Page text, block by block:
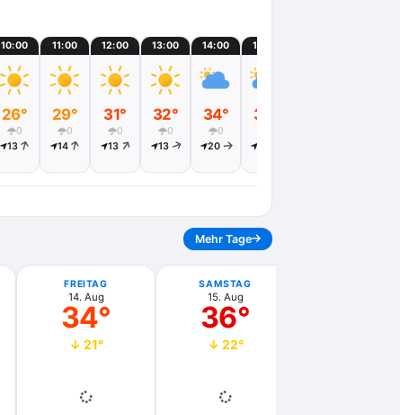
10:00
26°
0
13
11:00
29°
0
14
12:00
31°
0
13
13:00
32°
0
13
14:00
34°
0
20
15:00
34°
Mehr Tage
FREITAG
14. Aug
34°
↓ 21°
SAMSTAG
15. Aug
36°
↓ 22°